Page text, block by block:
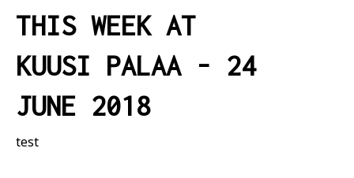
THIS WEEK AT
KUUSI PALAA - 24
JUNE 2018
test